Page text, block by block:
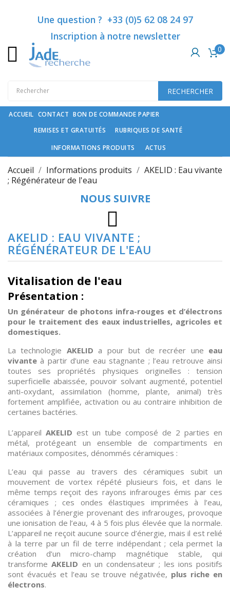
Une question ? +33 (0)5 62 08 24 97
Inscription à notre newsletter
Rubriques
de
spécifiques
Cosmétiques
de
gamme
et
Hydrogène
Librairie
La
phycocyanine
L'Eau,
l'indispensable
votre
vie
Sauna
Infrarouges
Accessoires
et
Divers
RSV
Plancher
Pelvien
Informations
produits
0
RECHERCHER
ACCUEIL CONTACT BON DE COMMANDE PAPIER
REMISES ET GRATUITÉS
RUBRIQUES DE SANTÉ
INFORMATIONS PRODUITS
ACTUS
Accueil Informations produits
AKELID : Eau vivante
; Régénérateur de l'eau
NOUS SUIVRE
AKELID : EAU VIVANTE ;
RÉGÉNÉRATEUR DE L'EAU
Vitalisation de l'eau
Présentation :
Un générateur de photons infra-rouges et d’électrons
pour le traitement des eaux industrielles, agricoles et
domestiques.
La technologie AKELID a pour but de recréer une eau
vivante à partir d’une eau stagnante ; l’eau retrouve ainsi
toutes ses propriétés physiques originelles : tension
superficielle abaissée, pouvoir solvant augmenté, potentiel
anti-oxydant, assimilation (homme, plante, animal) très
fortement amplifiée, activation ou au contraire inhibition de
certaines bactéries.
L’appareil AKELID est un tube composé de 2 parties en
métal, protégeant un ensemble de compartiments en
matériaux composites, dénommés céramiques :
L’eau qui passe au travers des céramiques subit un
mouvement de vortex répété plusieurs fois, et dans le
même temps reçoit des rayons infrarouges émis par ces
céramiques ; ces ondes élastiques imprimées à l’eau,
associées à l’énergie provenant des infrarouges, provoque
une ionisation de l’eau, 4 à 5 fois plus élevée que la normale.
L’appareil ne reçoit aucune source d’énergie, mais il est relié
à la terre par un fil de terre indépendant ; cela permet la
création d’un micro-champ magnétique stable, qui
transformeAKELID en un condensateur ; les ions positifs
sont évacués et l’eau se trouve négativée, plus riche en
électrons.